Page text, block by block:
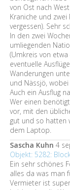
von Ost nach
Kraniche und
vergessen). Sehr
In den zwei
umliegenden
(Umkreis von
eventuelle
Wanderungen
und Nässjö, wobei
Auch ein Ausflug
Wer einen
vor, mit den
gut und so hatten
dem Laptop.
Sascha Kuhn 4
Objekt: 5282:
Ein sehr schönes
alles da was man
Vermieter ist